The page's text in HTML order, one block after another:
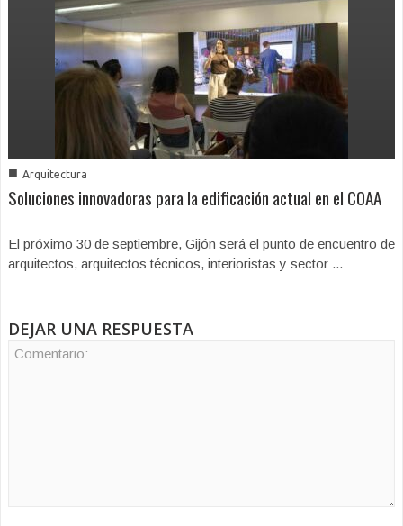
■ Arquitectura
Soluciones innovadoras para la edificación actual en el COAA
El próximo 30 de septiembre, Gijón será el punto de encuentro de
arquitectos, arquitectos técnicos, interioristas y sector ...
DEJAR UNA RESPUESTA